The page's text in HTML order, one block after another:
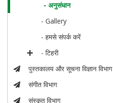
- अनुसंधान
- Gallery
- हमसे संपर्क करें
- टिहरी
पुस्तकालय और सूचना विज्ञान विभाग
संगीत विभाग
संस्कृत विभाग